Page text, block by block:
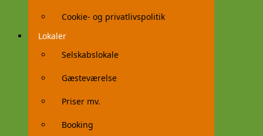
Cookie- og privatlivspolitik
Lokaler
Selskabslokale
Gæsteværelse
Priser mv.
Booking